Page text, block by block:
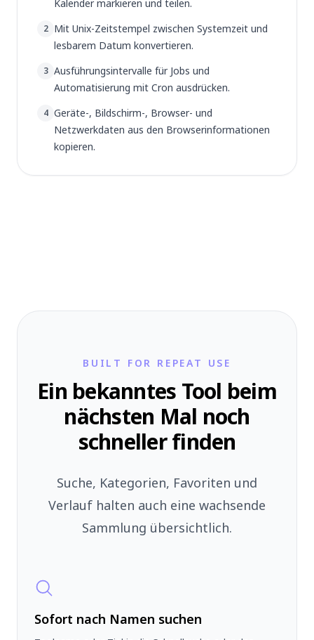
Kalender markieren und teilen.
2 Mit Unix-Zeitstempel zwischen Systemzeit und
lesbarem Datum konvertieren.
3 Ausführungsintervalle für Jobs und
Automatisierung mit Cron ausdrücken.
4 Geräte-, Bildschirm-, Browser- und
Netzwerkdaten aus den Browserinformationen
kopieren.
BUILT FOR REPEAT USE
Ein bekanntes Tool beim
nächsten Mal noch
schneller finden
Suche, Kategorien, Favoriten und
Verlauf halten auch eine wachsende
Sammlung übersichtlich.
Sofort nach Namen suchen